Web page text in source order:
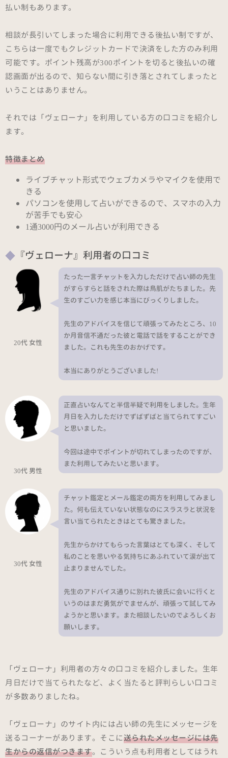
払い制もあります。
相談が長引いてしまった場合に利用できる後払い制ですが、
こちらは一度でもクレジットカードで決済をした方のみ利用
可能です。ポイント残高が300ポイントを切ると後払いの確
認画面が出るので、知らない間に引き落とされてしまったと
いうことはありません。
それでは「ヴェローナ」を利用している方の口コミを紹介し
ます。
特徴まとめ
ライブチャット形式でウェブカメラやマイクを使用で
きる
パソコンを使用して占いができるので、スマホの入力
が苦手でも安心
1通3000円のメール占いが利用できる
『ヴェローナ』利用者の口コミ
20代 女性
たった一言チャットを入力しただけで占い師の先生
がすらすらと話をされた際は鳥肌がたちました。先
生のすごい力を感じ本当にびっくりしました。
先生のアドバイスを信じて頑張ってみたところ、10
か月音信不通だった彼と電話で話をすることができ
ました。これも先生のおかげです。
本当にありがとうございました!
30代 男性
正直占いなんてと半信半疑で利用をしました。生年
月日を入力しただけでずばずばと当てられてすごい
と思いました。
今回は途中でポイントが切れてしまったのですが、
また利用してみたいと思います。
30代 女性
チャット鑑定とメール鑑定の両方を利用してみまし
た。何も伝えていない状態なのにスラスラと状況を
言い当てられたときはとても驚きました。
先生からかけてもらった言葉はとても深く、そして
私のことを思いやる気持ちにあふれていて涙が出て
止まりませんでした。
先生のアドバイス通りに別れた彼氏に会いに行くと
いうのはまだ勇気がでませんが、頑張って試してみ
ようかと思います。また相談したいのでよろしくお
願いします。
「ヴェローナ」利用者の方々の口コミを紹介しました。生年
月日だけで当てられたなど、よく当たると評判らしい口コミ
が多数ありましたね。
「ヴェローナ」のサイト内には占い師の先生にメッセージを
送るコーナーがあります。そこに送られたメッセージには先
生からの返信がつきます。こういう点も利用者としてはうれ